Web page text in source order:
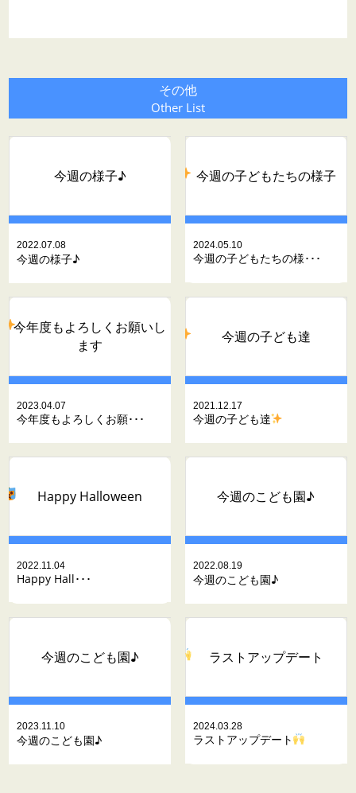
その他
Other List
今週の様子♪
2022.07.08
今週の様子♪
今週の子どもたちの様子
2024.05.10
今週の子どもたちの様･･･
今年度もよろしくお願いし
ます
2023.04.07
今年度もよろしくお願･･･
今週の子ども達
2021.12.17
今週の子ども達
Happy Halloween
2022.11.04
Happy Hall･･･
今週のこども園♪
2022.08.19
今週のこども園♪
今週のこども園♪
2023.11.10
今週のこども園♪
ラストアップデート
2024.03.28
ラストアップデート